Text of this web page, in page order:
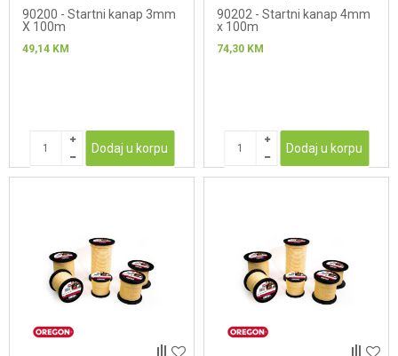
90200 - Startni kanap 3mm
X 100m
49,14 KM
Dodaj u korpu
90202 - Startni kanap 4mm
x 100m
74,30 KM
Dodaj u korpu